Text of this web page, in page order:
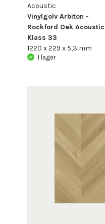
Acoustic
Vinylgolv Arbiton -
Rockford Oak Acoustic |
Klass 33
1220 x 229 x 5,3 mm
I lager